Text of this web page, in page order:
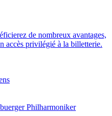
de nombreux avantages,
accès privilégié à la billetterie.
Philharmoniker